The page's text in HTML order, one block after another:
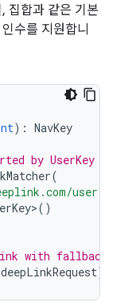
집합과 같은 기본
수를 지원합니
): NavKey
by UserKey
(
()
with fallback
deepLinkRequest)